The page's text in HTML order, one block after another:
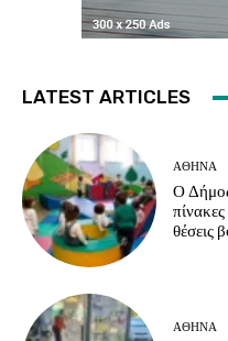
LATEST ARTICLES
ΑΘΗΝΑ
Ο
θέσεις
ΑΘΗΝΑ